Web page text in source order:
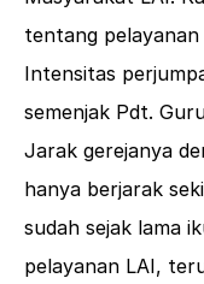
tentang pelayanan
Intensitas
semenjak Pdt.
Jarak gerejanya
hanya berjarak
sudah sejak lama
pelayanan LAI,